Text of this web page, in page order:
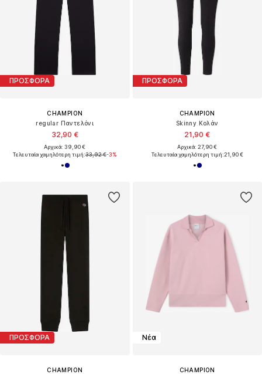
ΠΡΟΣΦΟΡΑ
CHAMPION
regular Παντελόνι
32,90 €
Αρχικά: 39,90 €
Τελευταία χαμηλότερη τιμή:33,92 €-3%
ΠΡΟΣΦΟΡΑ
CHAMPION
Skinny Κολάν
21,90 €
Αρχικά: 27,90 €
Τελευταία χαμηλότερη τιμή:21,90 €
ΠΡΟΣΦΟΡΑ
CHAMPION
Νέα
CHAMPION